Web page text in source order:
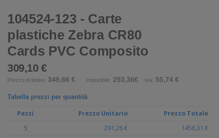
104524-123 - Carte
plastiche Zebra CR80
Cards PVC Composito
309,10 €
Prezzo di listino: 349,66 € Imponibile: 253,36€ Iva: 55,74 €
Tabella prezzi per quantità
Pezzi Prezzo Unitario
Prezzo Totale
5
291,26 €
1456,31 €